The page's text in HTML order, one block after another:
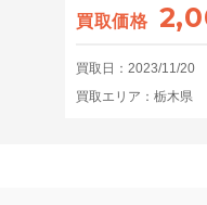
買取価格
買取日：2023/11/20
買取エリア：栃木県